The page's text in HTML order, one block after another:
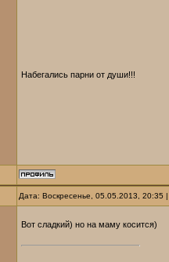
Набегались парни от души!!!
Дата: Воскресенье, 05.05.2013,
Вот сладкий) но на маму косится)